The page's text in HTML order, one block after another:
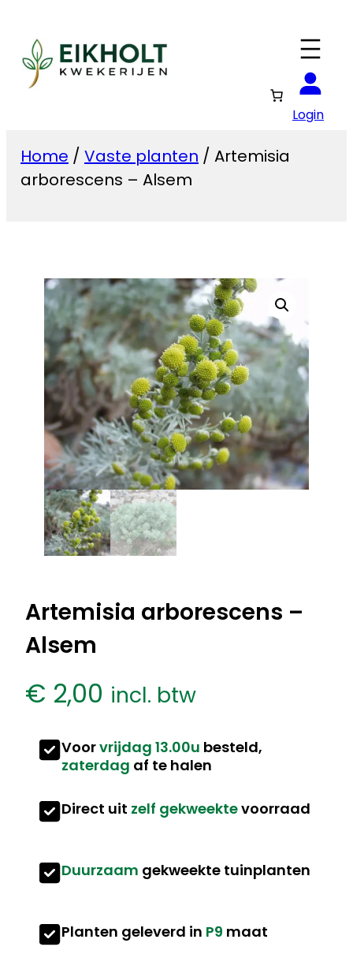
inhoud
Login
Home / Vaste planten / Artemisia
arborescens – Alsem
Artemisia arborescens –
Alsem
€ 2,00 incl. btw
Voorvrijdag 13.00u besteld,
zaterdag af te halen
Direct uit zelf gekweektevoorraad
Duurzaam gekweekte tuinplanten
Planten geleverd in P9 maat